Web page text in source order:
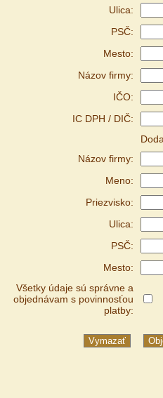
Ulica:
PSČ:
Mesto:
Názov firmy:
IČO:
IC DPH / DIČ:
Názov firmy:
Meno:
Priezvisko:
Ulica:
PSČ:
Mesto:
Všetky údaje sú správne a
objednávam s povinnosťou
platby: